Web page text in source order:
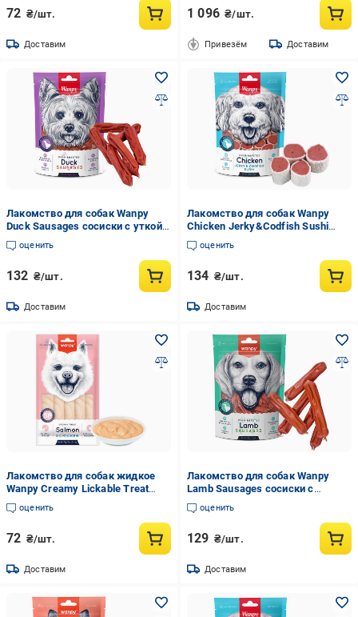
72 ₴/шт.
Доставим
1 096 ₴/шт.
Привезём Доставим
Лакомство для собак Wanpy
Duck Sausages сосиски с уткой
(SA-02H)
оценить
132 ₴/шт.
Доставим
Лакомство для собак Wanpy
Chicken Jerky&Codfish Sushi
суши с курицей и треской (CC-
02S)
оценить
134 ₴/шт.
Доставим
Лакомство для собак жидкое
Wanpy Creamy Lickable Treat
Salmon&Chicken лосось/курица
(RA-74)
оценить
72 ₴/шт.
Доставим
Лакомство для собак Wanpy
Lamb Sausages сосиски с
ягненком (SA-04H)
оценить
129 ₴/шт.
Доставим